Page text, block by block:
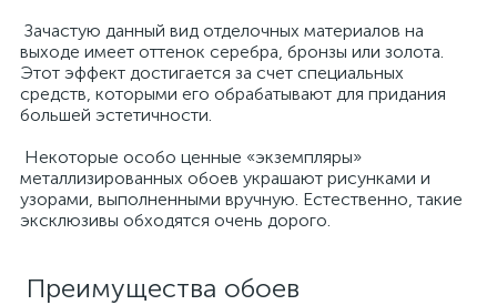
Зачастую данный вид отделочных материалов на
выходе имеет оттенок серебра, бронзы или золота.
Этот эффект достигается за счет специальных
средств, которыми его обрабатывают для придания
большей эстетичности.
Некоторые особо ценные «экземпляры»
металлизированных обоев украшают рисунками и
узорами, выполненными вручную. Естественно, такие
эксклюзивы обходятся очень дорого.
Преимущества обоев